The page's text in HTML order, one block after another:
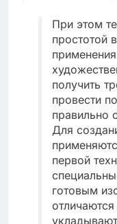
При этом
простотой
получить
провести
правильно
Для
первой
готовым